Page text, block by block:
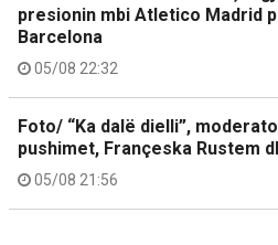
presionin mbi Atletico Madrid
Barcelona
05/08 22:32
Foto/ “Ka dalë dielli”,
pushimet, Françeska Rustem
05/08 21:56